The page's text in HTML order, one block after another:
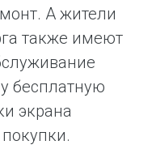
А жители
также имеют
бесплатную
экрана